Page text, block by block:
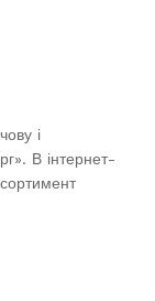
і
В інтернет-